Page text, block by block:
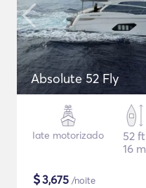
Absolute 52 Fly
Iate motorizado
52 ft
16 m
$3,675 /noite